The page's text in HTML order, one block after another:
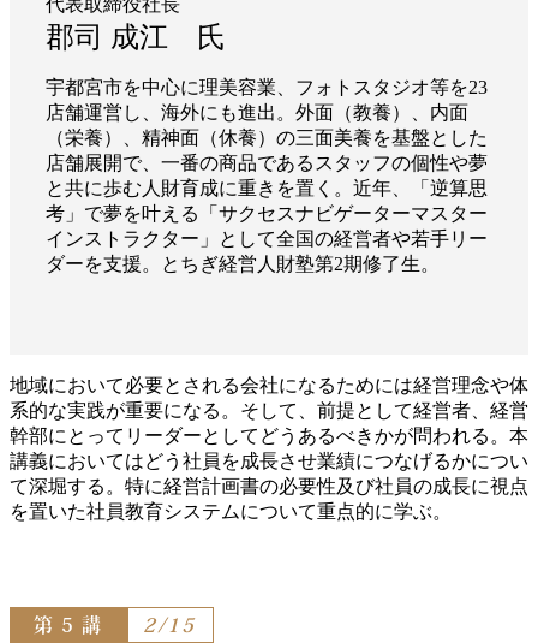
郡司 成江 氏
宇都宮市を中⼼に理美容業、フォトスタジオ等を23
店舗運営し、海外にも進出。外⾯（教養）、内⾯
（栄養）、精神⾯（休養）の三⾯美養を基盤とした
店舗展開で、⼀番の商品であるスタッフの個性や夢
と共に歩む⼈財育成に重きを置く。近年、「逆算思
考」で夢を叶える「サクセスナビゲーターマスター
インストラクター」として全国の経営者や若⼿リー
ダーを⽀援。とちぎ経営⼈財塾第2期修了⽣。
地域において必要とされる会社になるためには経営理念や体
系的な実践が重要になる。そして、前提として経営者、経営
幹部にとってリーダーとしてどうあるべきかが問われる。本
講義においてはどう社員を成長させ業績につなげるかについ
て深堀する。特に経営計画書の必要性及び社員の成長に視点
を置いた社員教育システムについて重点的に学ぶ。
第 5 講 2/15